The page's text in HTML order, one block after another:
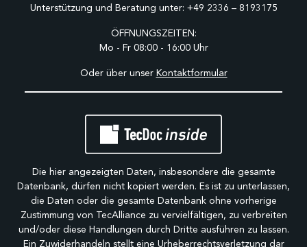
Unterstützung und Beratung unter: +49 2336 – 8193175
ÖFFNUNGSZEITEN:
Mo - Fr 08:00 - 16:00 Uhr
Oder über unser Kontaktformular
Die hier angezeigten Daten, insbesondere die gesamte
Datenbank, dürfen nicht kopiert werden. Es ist zu unterlassen,
die Daten oder die gesamte Datenbank ohne vorherige
Zustimmung von TecAlliance zu vervielfältigen, zu verbreiten
und/oder diese Handlungen durch Dritte ausführen zu lassen.
Ein Zuwiderhandeln stellt eine Urheberrechtsverletzung dar